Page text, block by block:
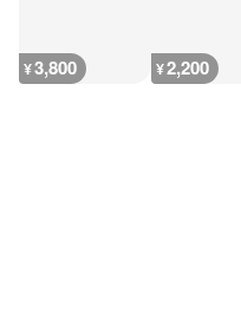
¥3,800 ¥2,200